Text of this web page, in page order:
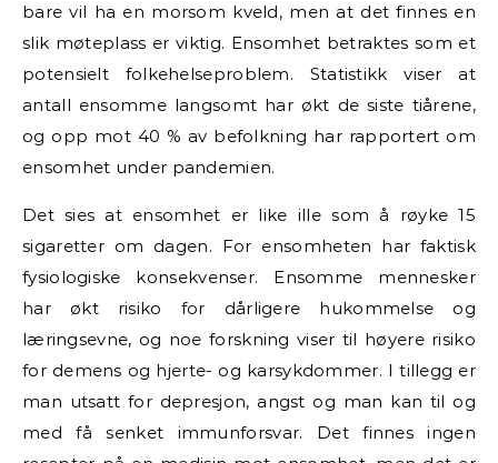
bare vil ha en morsom kveld, men at det finnes en
slik møteplass er viktig. Ensomhet betraktes som et
potensielt folkehelseproblem. Statistikk viser at
antall ensomme langsomt har økt de siste tiårene,
og opp mot 40 % av befolkning har rapportert om
ensomhet under pandemien.
Det sies at ensomhet er like ille som å røyke 15
sigaretter om dagen. For ensomheten har faktisk
fysiologiske konsekvenser. Ensomme mennesker
har økt risiko for dårligere hukommelse og
læringsevne, og noe forskning viser til høyere risiko
for demens og hjerte- og karsykdommer. I tillegg er
man utsatt for depresjon, angst og man kan til og
med få senket immunforsvar. Det finnes ingen